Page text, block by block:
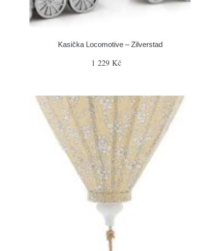
Kasička Locomotive – Zilverstad
1 229 Kč